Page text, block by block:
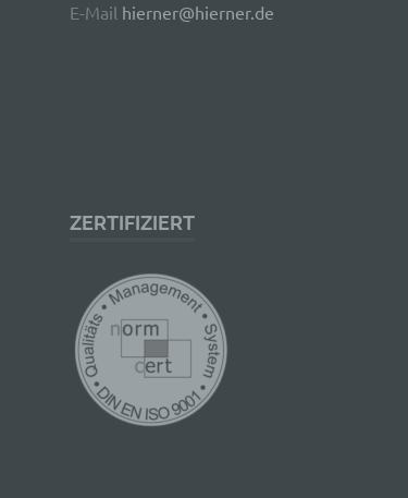
E-Mail hierner@hierner.de
ZERTIFIZIERT